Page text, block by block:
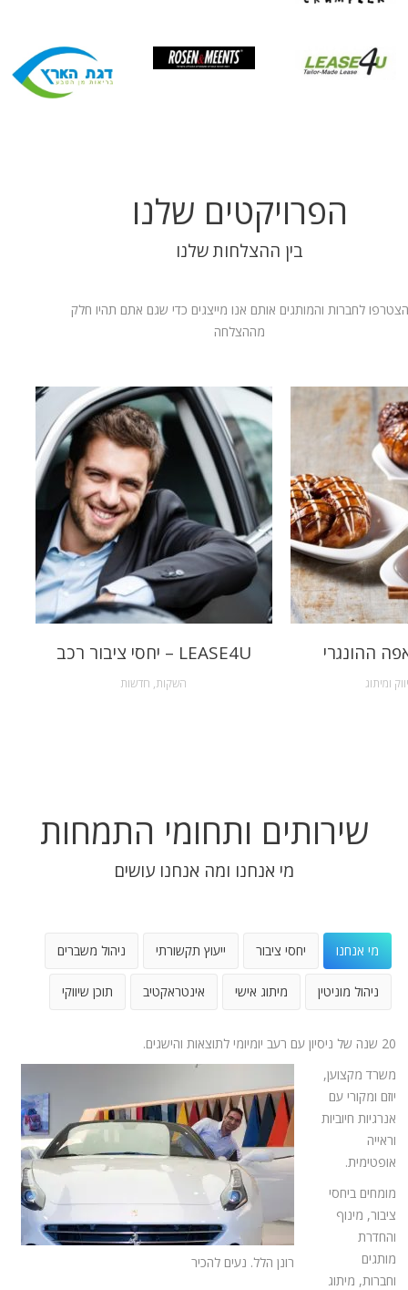
הפרויקטים שלנו
בין ההצלחות שלנו
הצטרפו לחברות והמותגים אותם אנו מייצגים כדי שגם אתם תהיו חלק
מההצלחה
LEASE4U – יחסי ציבור רכב
השקות, חדשות
ההונגרי
ומיתוג
שירותים ותחומי התמחות
מי אנחנו ומה אנחנו עושים
מי אנחנו יחסי ציבור ייעוץ תקשורתי ניהול משברים
ניהול מוניטין מיתוג אישי אינטראקטיב תוכן שיווקי
20 שנה של ניסיון עם רעב יומיומי לתוצאות והישגים.
רונן הלל. נעים להכיר
משרד מקצוען,
יוזם ומקורי עם
אנרגיות חיוביות
וראייה
אופטימית.
מומחים ביחסי
ציבור, מינוף
והחדרת
מותגים
וחברות, מיתוג